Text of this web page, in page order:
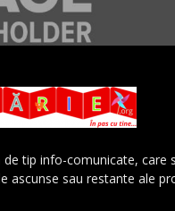
tip info-comunicate, care
ascunse sau restante ale